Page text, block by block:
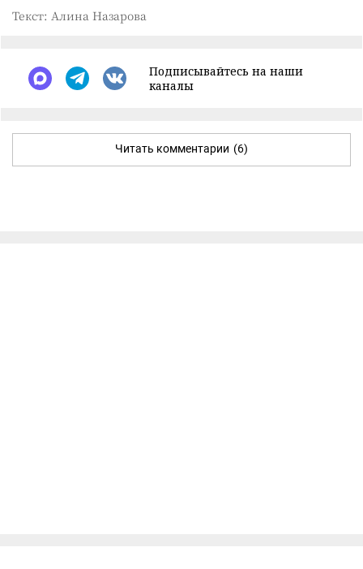
Текст: Алина Назарова
Подписывайтесь на наши
каналы
Читать комментарии (6)